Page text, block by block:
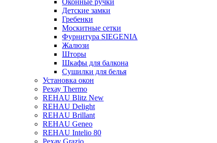
Детские замки
Гребенки
Москитные сетки
Фурнитура SIEGENIA
Жалюзи
Шторы
Шкафы для балкона
Сушилки для белья
Установка окон
Рехау Thermo
REHAU Blitz New
REHAU Delight
REHAU Brillant
REHAU Geneo
REHAU Intelio 80
Рехау Grazio